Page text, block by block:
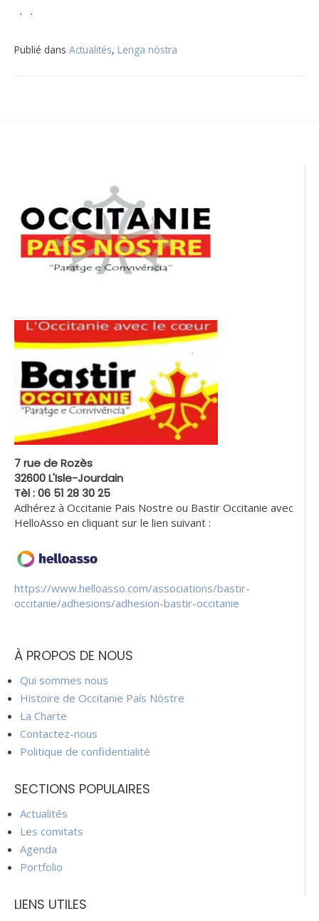
· ·
Publié dans Actualités, Lenga nòstra
7 rue de Rozès
32600 L'Isle-Jourdain
Tèl : 06 51 28 30 25
Adhérez à Occitanie Pais Nostre ou Bastir Occitanie avec
HelloAsso en cliquant sur le lien suivant :
https://www.helloasso.com/associations/bastir-
occitanie/adhesions/adhesion-bastir-occitanie
À PROPOS DE NOUS
Qui sommes nous
Histoire de Occitanie País Nòstre
La Charte
Contactez-nous
Politique de confidentialité
SECTIONS POPULAIRES
Actualités
Les comitats
Agenda
Portfolio
LIENS UTILES